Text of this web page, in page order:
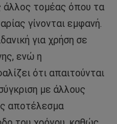
άλλος τομέας όπου τα
γίνονται εμφανή.
για χρήση σε
ενώ η
ότι απαιτούνται
με άλλους
αποτέλεσμα